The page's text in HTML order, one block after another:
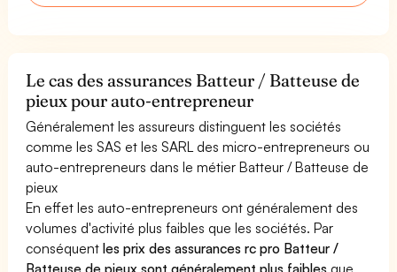
Le cas des assurances Batteur / Batteuse de
pieux pour auto-entrepreneur
Généralement les assureurs distinguent les sociétés
comme les SAS et les SARL des micro-entrepreneurs ou
auto-entrepreneurs dans le métier Batteur / Batteuse de
pieux
En effet les auto-entrepreneurs ont généralement des
volumes d'activité plus faibles que les sociétés. Par
conséquentles prix des assurances rc pro Batteur /
Batteuse de pieux sont généralement plus faibles que